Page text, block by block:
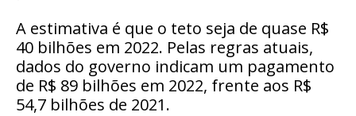
A estimativa é que o teto seja de quase R$
40 bilhões em 2022. Pelas regras atuais,
dados do governo indicam um pagamento
de R$ 89 bilhões em 2022, frente aos R$
54,7 bilhões de 2021.